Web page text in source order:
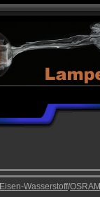
Eisen-Wasserstoff/OSRAM